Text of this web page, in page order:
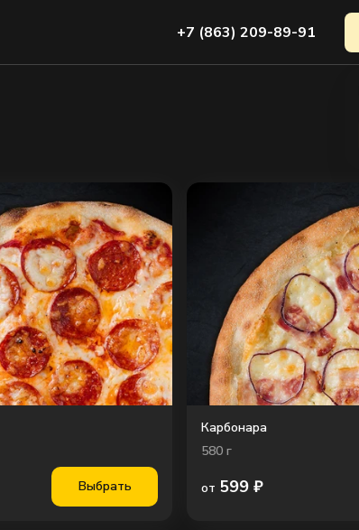
+7 (863) 209-89-91
Выбрать
Карбонара
580 г
от 599₽